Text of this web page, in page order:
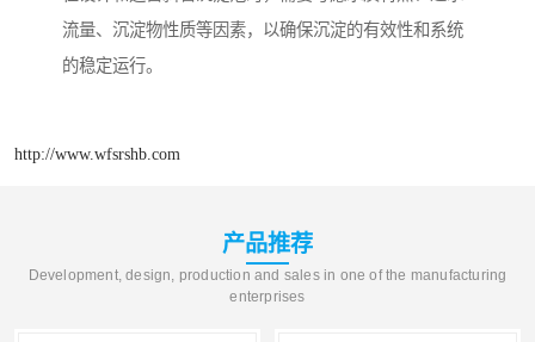
流量、沉淀物性质等因素，以确保沉淀的有效性和系统
的稳定运行。
http://www.wfsrshb.com
产品推荐
Development, design, production and sales in one of the manufacturing
enterprises